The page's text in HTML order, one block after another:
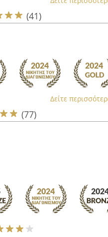
(41)
Δείτε
(77)